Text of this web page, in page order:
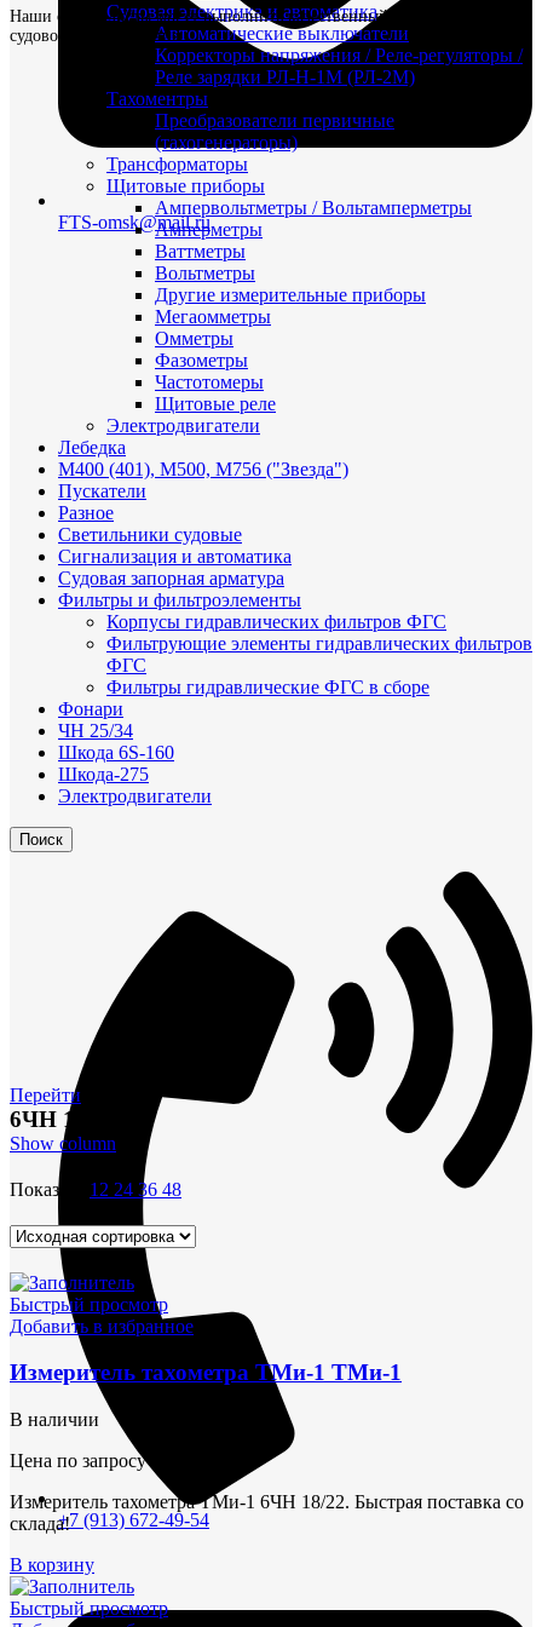
FTS-omsk@mail.ru
Судовая электрика и автоматика
Автоматические выключатели
Корректоры напряжения / Реле-регуляторы /
Реле зарядки РЛ-Н-1М (РЛ-2М)
Тахоментры
Преобразователи первичные
(тахогенераторы)
Трансформаторы
Щитовые приборы
Ампервольтметры / Вольтамперметры
Амперметры
Ваттметры
Вольтметры
Другие измерительные приборы
Мегаомметры
Омметры
Фазометры
Частотомеры
Щитовые реле
Электродвигатели
Лебедка
М400 (401), М500, М756 ("Звезда")
Пускатели
Разное
Светильники судовые
Сигнализация и автоматика
Судовая запорная арматура
Фильтры и фильтроэлементы
Корпусы гидравлических фильтров ФГС
Фильтрующие элементы гидравлических фильтров
ФГС
Фильтры гидравлические ФГС в сборе
Фонари
ЧН 25/34
Шкода 6S-160
Шкода-275
Электродвигатели
Поиск
+7 (913) 672-49-54
Наши специалисты могут выполнить качественный ремонт ДВС и
судового оборудования.
Перейти
6ЧН 18/22
Show column
Показать 12 24 36 48
Быстрый просмотр
Добавить в избранное
Измеритель тахометра ТМи-1 ТМи-1
В наличии
Цена по запросу
Измеритель тахометра ТМи-1 6ЧН 18/22. Быстрая поставка со
склада!
В корзину
Быстрый просмотр